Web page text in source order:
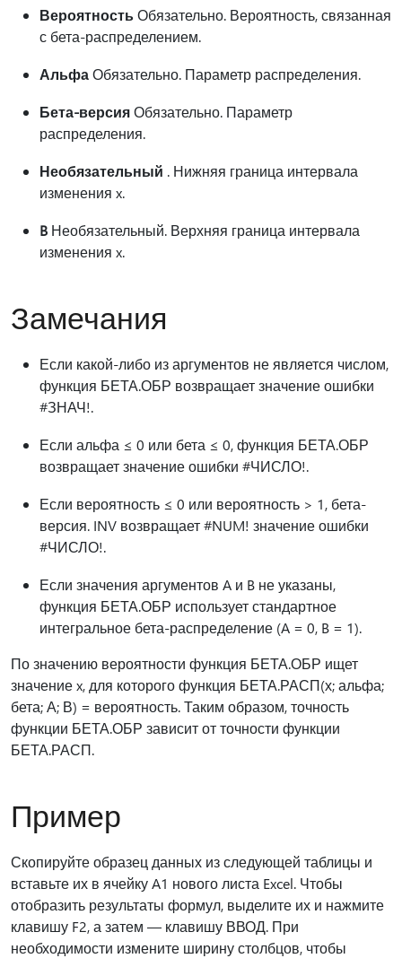
ВероятностьОбязательно. Вероятность, связанная
с бета-распределением.
АльфаОбязательно. Параметр распределения.
Бета-версияОбязательно. Параметр
распределения.
Необязательный . Нижняя граница интервала
изменения x.
B Необязательный. Верхняя граница интервала
изменения x.
Замечания
Если какой-либо из аргументов не является числом,
функция БЕТА.ОБР возвращает значение ошибки
#ЗНАЧ!.
Если альфа ≤ 0 или бета ≤ 0, функция БЕТА.ОБР
возвращает значение ошибки #ЧИСЛО!.
Если вероятность ≤ 0 или вероятность > 1, бета-
версия. INV возвращает #NUM! значение ошибки
#ЧИСЛО!.
Если значения аргументов A и B не указаны,
функция БЕТА.ОБР использует стандартное
интегральное бета-распределение (A = 0, B = 1).
По значению вероятности функция БЕТА.ОБР ищет
значение x, для которого функция БЕТА.РАСП(х; альфа;
бета; А; В) = вероятность. Таким образом, точность
функции БЕТА.ОБР зависит от точности функции
БЕТА.РАСП.
Пример
Скопируйте образец данных из следующей таблицы и
вставьте их в ячейку A1 нового листа Excel. Чтобы
отобразить результаты формул, выделите их и нажмите
клавишу F2, а затем — клавишу ВВОД. При
необходимости измените ширину столбцов, чтобы